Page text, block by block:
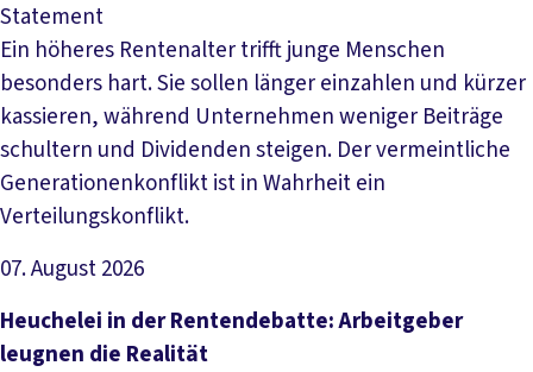
Statement
Ein höheres Rentenalter trifft junge Menschen
besonders hart. Sie sollen länger einzahlen und kürzer
kassieren, während Unternehmen weniger Beiträge
schultern und Dividenden steigen. Der vermeintliche
Generationenkonflikt ist in Wahrheit ein
Verteilungskonflikt.
07. August 2026
Artikel lesen
Heuchelei in der Rentendebatte: Arbeitgeber
leugnen die Realität